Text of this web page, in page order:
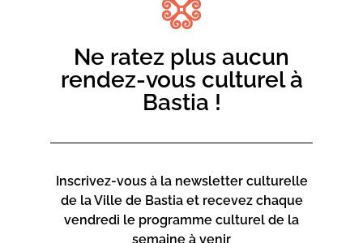
Ne ratez plus aucun
rendez-vous culturel à
Bastia !
Inscrivez-vous à la newsletter culturelle
de la Ville de Bastia et recevez chaque
vendredi le programme culturel de la
semaine à venir